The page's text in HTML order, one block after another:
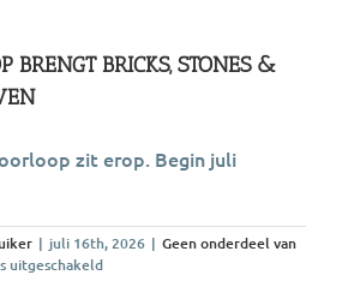
BRENGT BRICKS, STONES &
zit erop. Begin juli
| juli 16th, 2026 | Geen onderdeel van
uitgeschakeldvoor